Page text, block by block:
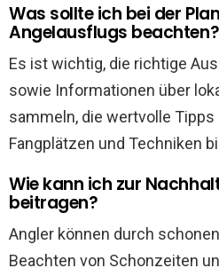
Was sollte ich bei der
Angelausflugs beachten?
Es ist wichtig, die richtige
sowie Informationen über
sammeln, die wertvolle
Fangplätzen und Techniken
Wie kann ich zur
beitragen?
Angler können durch
Beachten von Schonzeiten